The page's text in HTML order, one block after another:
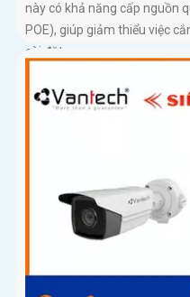
này có khả năng cấp nguồn
POE), giúp giảm thiểu việc
cài đặt